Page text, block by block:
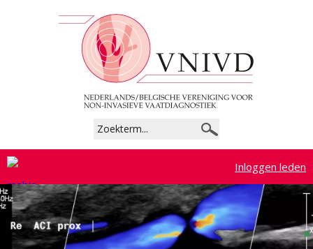
Inloggen leden
Tarieven
Lidmaatschap
Registratie en accreditatie